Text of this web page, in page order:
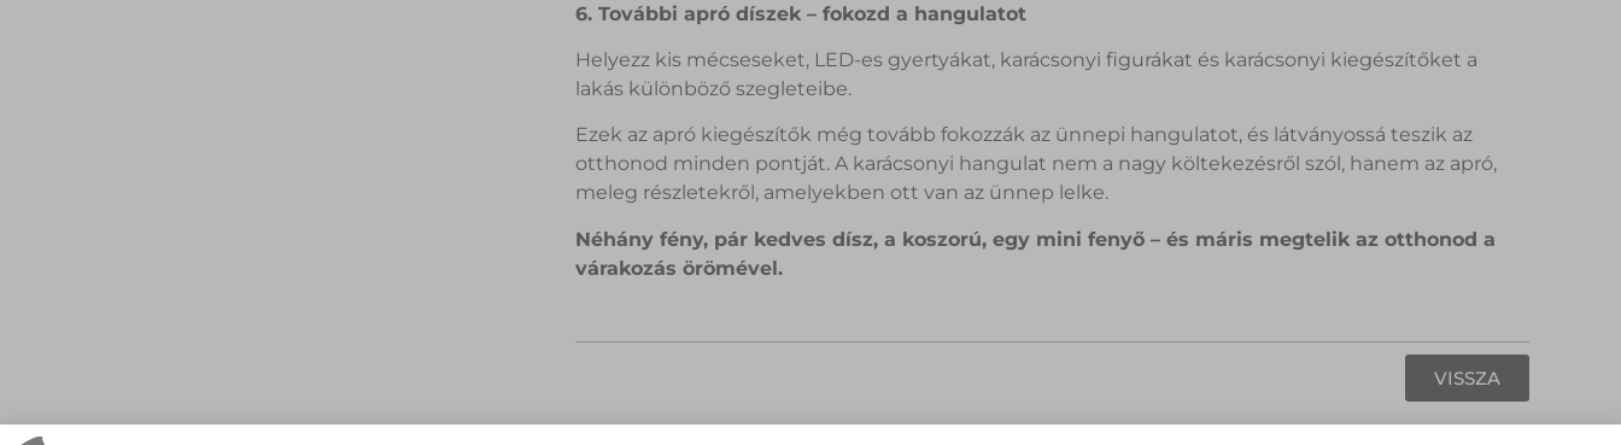
6. További apró díszek – fokozd a hangulatot
Helyezz kis mécseseket, LED-es gyertyákat, karácsonyi figurákat és karácsonyi kiegészítőket a
lakás különböző szegleteibe.
Ezek az apró kiegészítők még tovább fokozzák az ünnepi hangulatot, és látványossá teszik az
otthonod minden pontját. A karácsonyi hangulat nem a nagy költekezésről szól, hanem az apró,
meleg részletekről, amelyekben ott van az ünnep lelke.
Néhány fény, pár kedves dísz, a koszorú, egy mini fenyő – és máris megtelik az otthonod a
várakozás örömével.
VISSZA